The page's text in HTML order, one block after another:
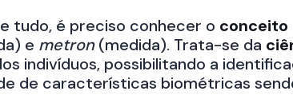
tudo, é preciso conhecer o conceito
e metron(medida). Trata-se da
indivíduos, possibilitando a
de características biométricas